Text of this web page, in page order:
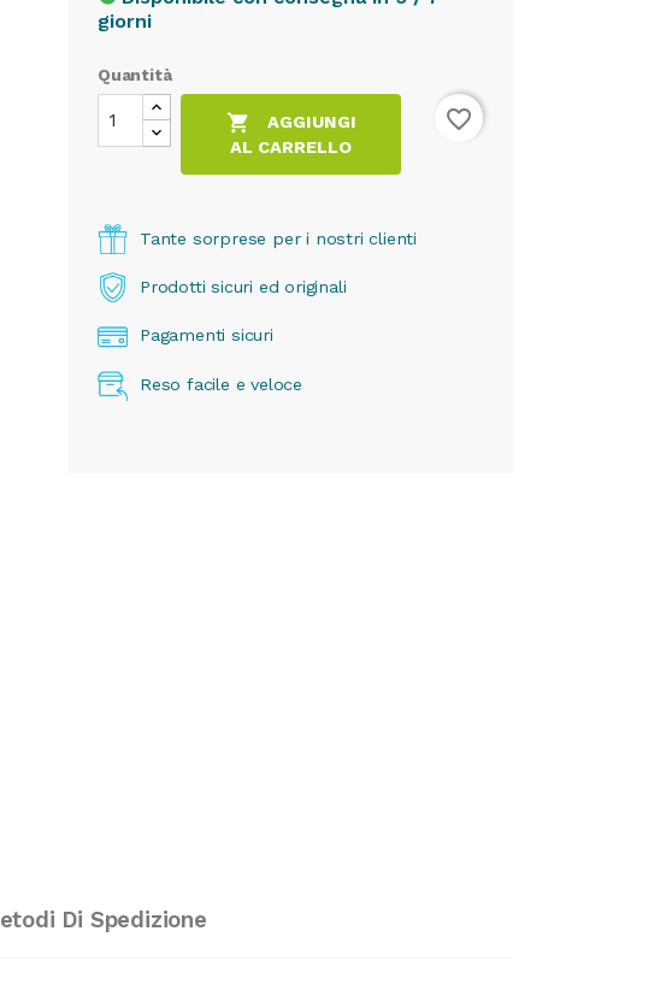
giorni
Quantità

AGGIUNGI
AL CARRELLO
favorite_border
Tante sorprese per i nostri clienti
Prodotti sicuri ed originali
Pagamenti sicuri
Reso facile e veloce
Di Spedizione